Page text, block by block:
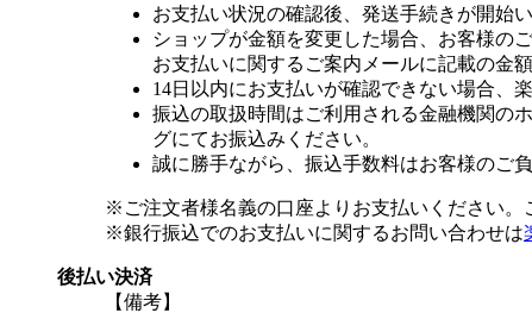
お支払い状況の確認後、発送手続きが開始い
ショップが金額を変更した場合、お客様の
お支払いに関するご案内メールに記載の金
14日以内にお支払いが確認できない場合、
振込の取扱時間はご利用される金融機関の
グにてお振込みください。
誠に勝手ながら、振込手数料はお客様のご
※ご注文者様名義の口座よりお支払いください。
※銀行振込でのお支払いに関するお問い合わせは
後払い決済
【備考】